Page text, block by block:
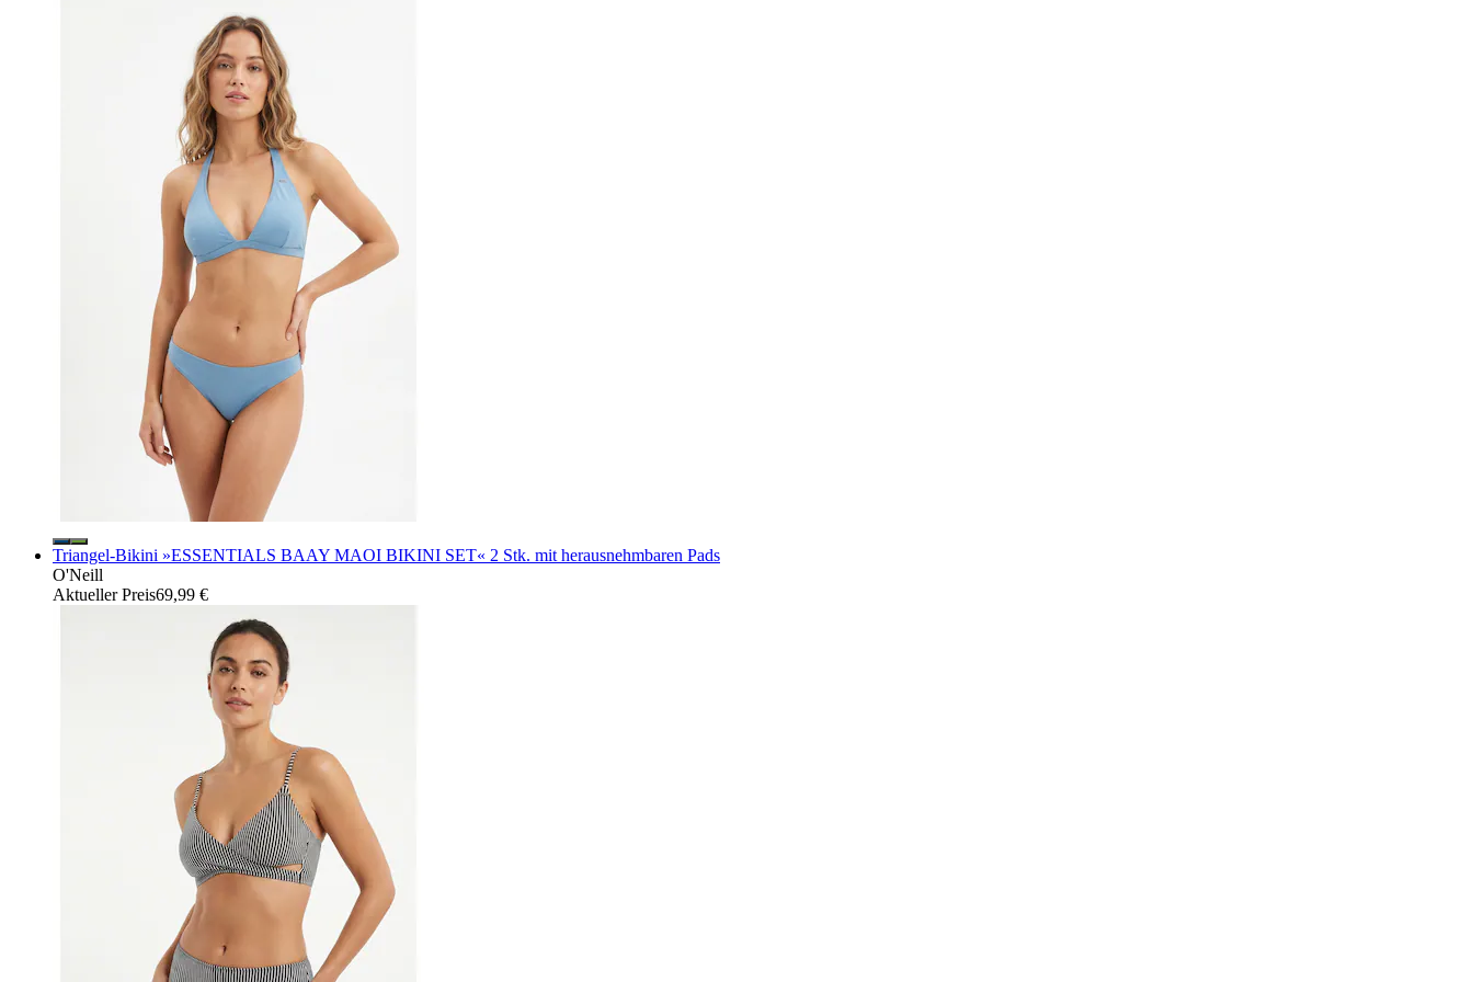
Triangel-Bikini »ESSENTIALS BAAY MAOI BIKINI SET« 2 Stk. mit herausnehmbaren Pads
O'Neill
Aktueller Preis69,99 €